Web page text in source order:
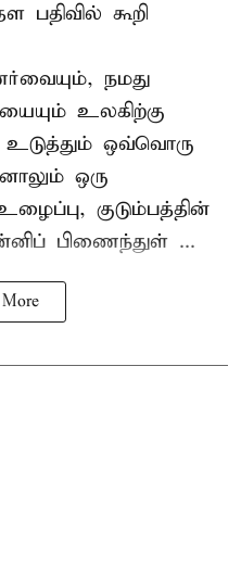
பதிவில் கூறி
நமது
உலகிற்கு
உடுத்தும் ஒவ்வொரு
ஒரு
குடும்பத்தின்
பிணைந்துள் ...